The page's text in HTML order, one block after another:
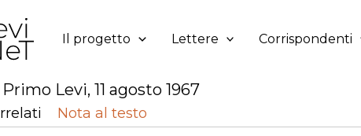
Il progetto Lettere Corrispondenti
Levi, 11 agosto 1967
Nota al testo